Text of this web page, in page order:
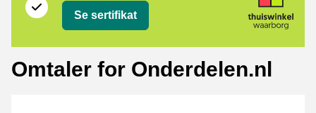
Se sertifikat
Omtaler for Onderdelen.nl